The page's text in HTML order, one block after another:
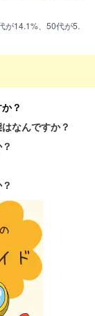
が14.1%、50代が5.
？
なんですか？